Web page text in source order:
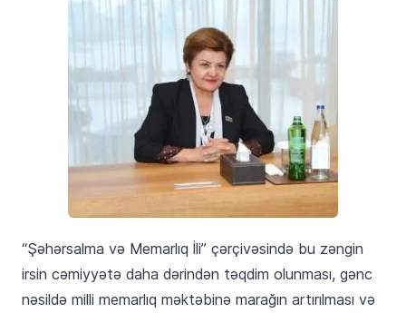
“Şəhərsalma və Memarlıq İli” çərçivəsində bu zəngin
irsin cəmiyyətə daha dərindən təqdim olunması, gənc
nəsildə milli memarlıq məktəbinə marağın artırılması və